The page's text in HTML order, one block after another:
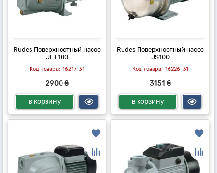
Rudes Поверхностный насос
JET100
16217-31
2900 ₴
в корзину
Rudes Поверхностный насос
JS100
16226-31
3151 ₴
в корзину